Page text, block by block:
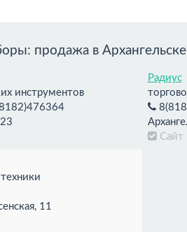
продажа в Архангельске
инструментов
Радиус
11